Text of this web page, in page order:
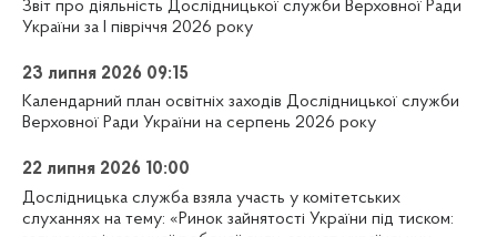
Звіт про діяльність Дослідницької служби Верховної Ради
України за І півріччя 2026 року
23 липня 2026 09:15
Календарний план освітніх заходів Дослідницької служби
Верховної Ради України на серпень 2026 року
22 липня 2026 10:00
Дослідницька служба взяла участь у комітетських
слуханнях на тему: «Ринок зайнятості України під тиском: